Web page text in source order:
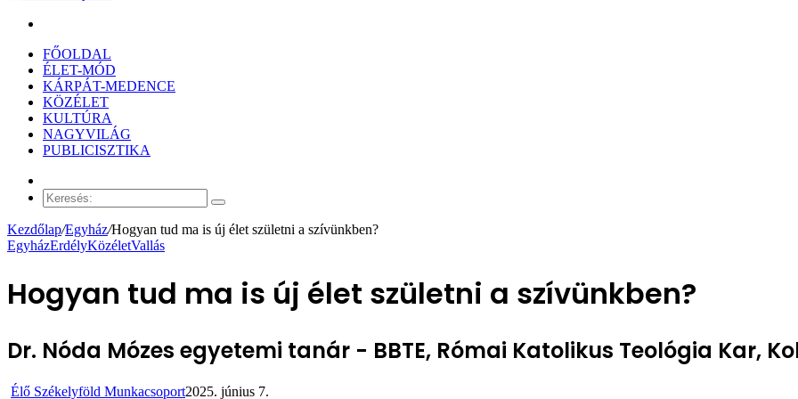
FŐOLDAL
ÉLET-MÓD
KÁRPÁT-MEDENCE
KÖZÉLET
KULTÚRA
NAGYVILÁG
PUBLICISZTIKA
cikk
Keresés:
Kezdőlap/Egyház/Hogyan tud ma is új élet születni a szívünkben?
EgyházErdélyKözéletVallás
Hogyan tud ma is új élet születni a szívünkben?
Dr. Nóda Mózes egyetemi tanár - BBTE, Római Katolikus Teológia Kar,
Élő Székelyföld Munkacsoport2025. június 7.